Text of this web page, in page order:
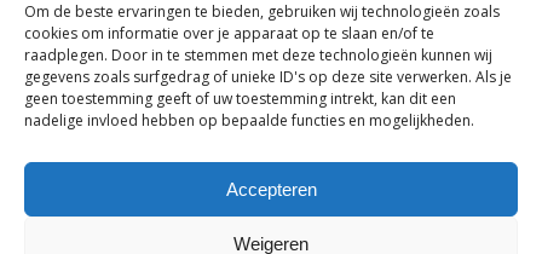
Om de beste ervaringen te bieden, gebruiken wij technologieën zoals
cookies om informatie over je apparaat op te slaan en/of te
raadplegen. Door in te stemmen met deze technologieën kunnen wij
gegevens zoals surfgedrag of unieke ID's op deze site verwerken. Als je
geen toestemming geeft of uw toestemming intrekt, kan dit een
nadelige invloed hebben op bepaalde functies en mogelijkheden.
Accepteren
Weigeren
© 2026 Van der Bel Las en Radiateurenbedrijf.
Privacyverklaring|Cookiebeleid|Retourbeleid|
Algemene voorwaarden voor consumenten
algemene voorwaarden
Disclaimer